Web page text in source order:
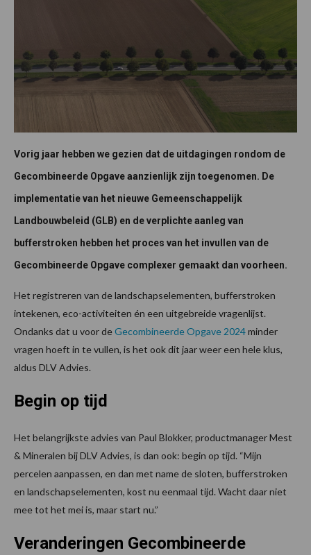
Vorig jaar hebben we gezien dat de uitdagingen rondom de
Gecombineerde Opgave aanzienlijk zijn toegenomen. De
implementatie van het nieuwe Gemeenschappelijk
Landbouwbeleid (GLB) en de verplichte aanleg van
bufferstroken hebben het proces van het invullen van de
Gecombineerde Opgave complexer gemaakt dan voorheen.
Het registreren van de landschapselementen, bufferstroken
intekenen, eco-activiteiten én een uitgebreide vragenlijst.
Ondanks dat u voor deGecombineerde Opgave 2024minder
vragen hoeft in te vullen, is het ook dit jaar weer een hele klus,
aldus DLV Advies.
Begin op tijd
Het belangrijkste advies van Paul Blokker, productmanager Mest
& Mineralen bij DLV Advies, is dan ook: begin op tijd. “Mijn
percelen aanpassen, en dan met name de sloten, bufferstroken
en landschapselementen, kost nu eenmaal tijd. Wacht daar niet
mee tot het mei is, maar start nu.”
Veranderingen Gecombineerde